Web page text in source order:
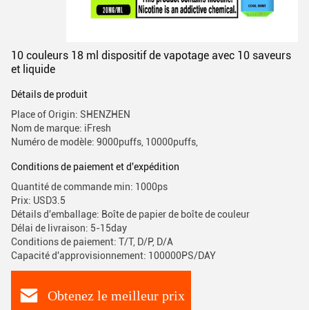
10 couleurs 18 ml dispositif de vapotage avec 10 saveurs
et liquide
Détails de produit
Place of Origin: SHENZHEN
Nom de marque: iFresh
Numéro de modèle: 9000puffs, 10000puffs,
Conditions de paiement et d'expédition
Quantité de commande min: 1000ps
Prix: USD3.5
Détails d'emballage: Boîte de papier de boîte de couleur
Délai de livraison: 5-15day
Conditions de paiement: T/T, D/P, D/A
Capacité d'approvisionnement: 100000PS/DAY
Obtenez le meilleur prix